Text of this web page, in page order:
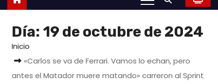
Día: 19 de octubre de 2024
Inicio
«Carlos se va de Ferrari. Vamos lo echan, pero
antes el Matador muere matando» carreron al Sprint